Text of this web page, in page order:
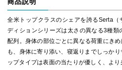
全米トップクラスのシェアを誇るSerta（
ディションシリーズは太さの異なる3種
配列。身体の部位ごとに異なる荷重にき
も、身体に寄り添い、寝返りまでしっか
ップタイプは表面の当たりが優しく、より